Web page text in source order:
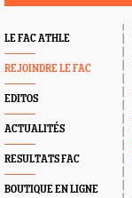
LE FAC ATHLE
REJOINDRE LE FAC
EDITOS
ACTUALITÉS
RESULTATS FAC
BOUTIQUE EN LIGNE